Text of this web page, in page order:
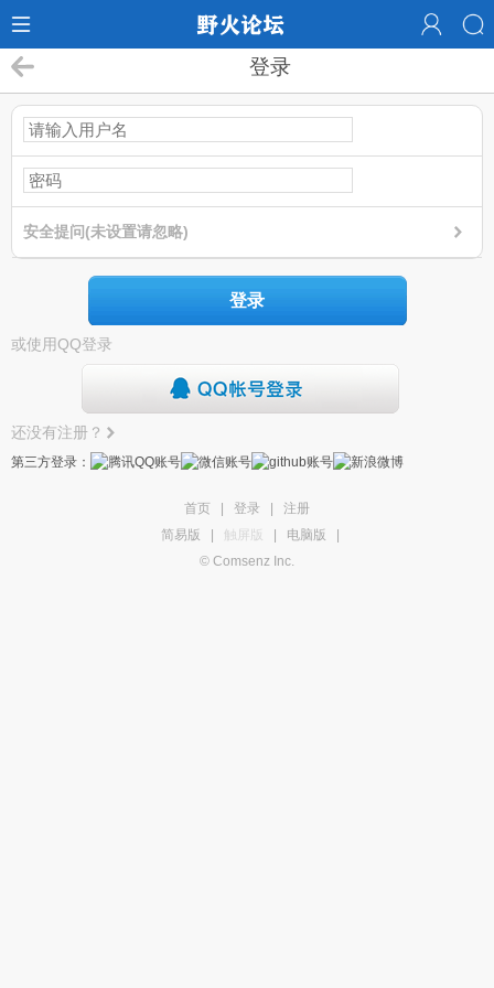
登录
安全提问(未设置请忽略)
登录
或使用QQ登录
还没有注册？
第三方登录：
首页 登录
注册
简易版
触屏版 电脑版
© Comsenz Inc.